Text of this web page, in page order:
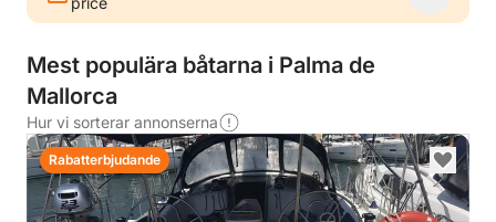
Mest populära båtarna i Palma de
Mallorca
Hur vi sorterar annonserna
Rabatterbjudande